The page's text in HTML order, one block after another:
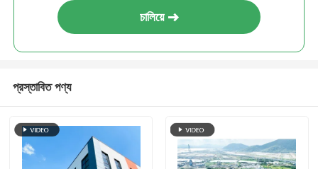
ইস্পাত কাঠামো শ্যাড
ইস্পাত কাঠামো অফিস
চালিয়ে
প্রস্তাবিত পণ্য